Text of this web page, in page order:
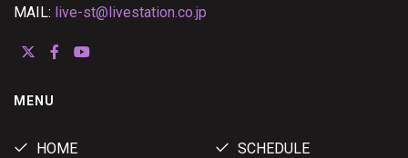
MAIL: live-st@livestation.co.jp
MENU
HOME
SCHEDULE